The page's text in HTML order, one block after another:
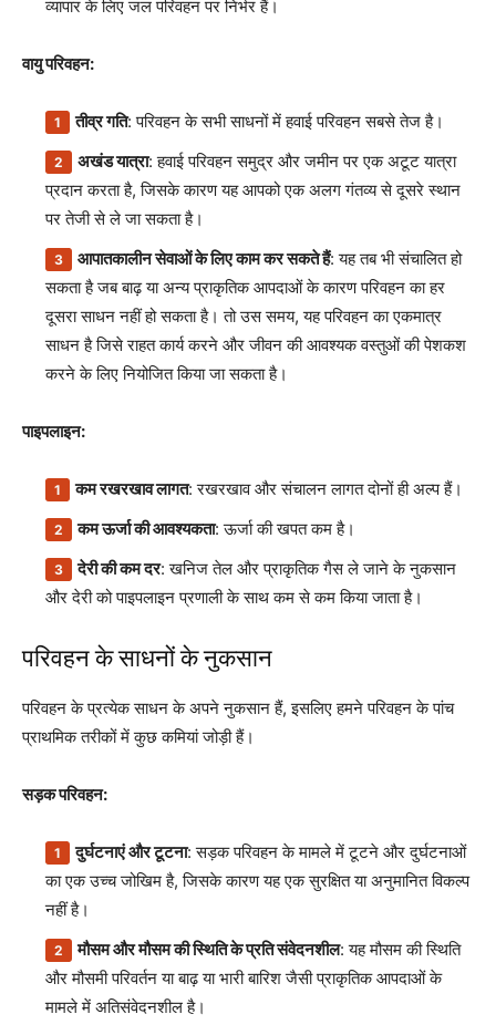
व्यापार के लिए जल परिवहन पर निर्भर हैं।
वायु परिवहन:
तीव्र गति: परिवहन के सभी साधनों में हवाई परिवहन सबसे तेज है।
अखंड यात्रा: हवाई परिवहन समुद्र और जमीन पर एक अटूट यात्रा
प्रदान करता है, जिसके कारण यह आपको एक अलग गंतव्य से दूसरे स्थान
पर तेजी से ले जा सकता है।
आपातकालीन सेवाओं के लिए काम कर सकते हैं: यह तब भी संचालित हो
सकता है जब बाढ़ या अन्य प्राकृतिक आपदाओं के कारण परिवहन का हर
दूसरा साधन नहीं हो सकता है। तो उस समय, यह परिवहन का एकमात्र
साधन है जिसे राहत कार्य करने और जीवन की आवश्यक वस्तुओं की पेशकश
करने के लिए नियोजित किया जा सकता है।
पाइपलाइन:
कम रखरखाव लागत: रखरखाव और संचालन लागत दोनों ही अल्प हैं।
कम ऊर्जा की आवश्यकता: ऊर्जा की खपत कम है।
देरी की कम दर: खनिज तेल और प्राकृतिक गैस ले जाने के नुकसान
और देरी को पाइपलाइन प्रणाली के साथ कम से कम किया जाता है।
परिवहन के साधनों के नुकसान
परिवहन के प्रत्येक साधन के अपने नुकसान हैं, इसलिए हमने परिवहन के पांच
प्राथमिक तरीकों में कुछ कमियां जोड़ी हैं।
सड़क परिवहन:
दुर्घटनाएं और टूटना: सड़क परिवहन के मामले में टूटने और दुर्घटनाओं
का एक उच्च जोखिम है, जिसके कारण यह एक सुरक्षित या अनुमानित विकल्प
नहीं है।
मौसम और मौसम की स्थिति के प्रति संवेदनशील: यह मौसम की स्थिति
और मौसमी परिवर्तन या बाढ़ या भारी बारिश जैसी प्राकृतिक आपदाओं के
मामले में अतिसंवेदनशील है।